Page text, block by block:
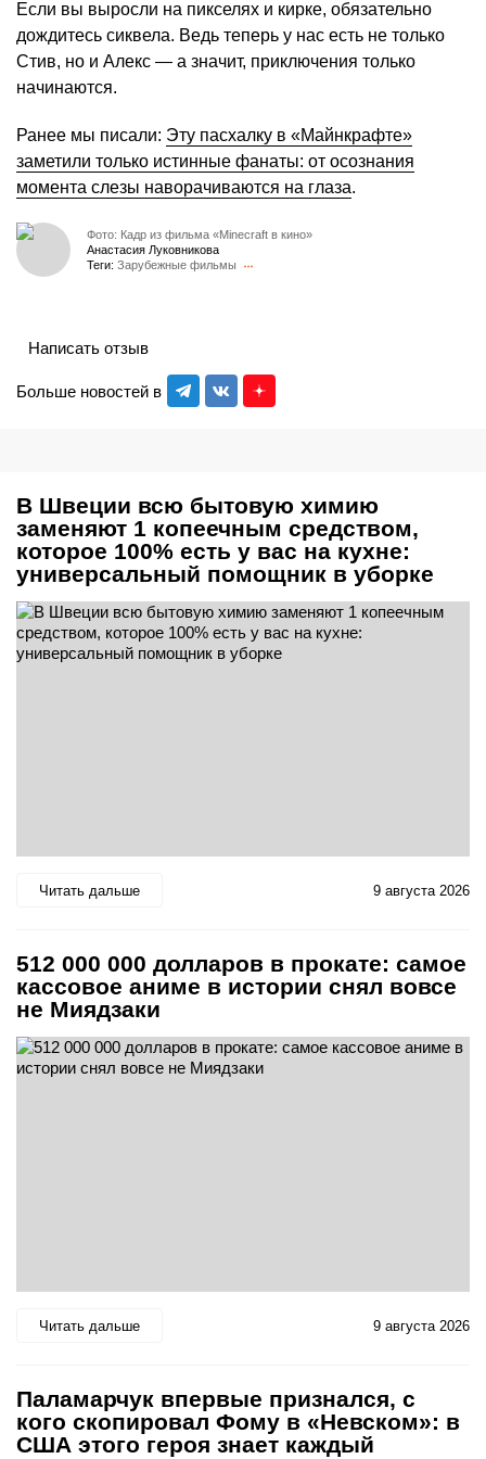
Если вы выросли на пикселях и кирке, обязательно
дождитесь сиквела. Ведь теперь у нас есть не только
Стив, но и Алекс — а значит, приключения только
начинаются.
Ранее мы писали: Эту пасхалку в «Майнкрафте»
заметили только истинные фанаты: от осознания
момента слезы наворачиваются на глаза.
Фото: Кадр из фильма «Minecraft в кино»
Анастасия Луковникова
Теги: Зарубежные фильмы
Больше новостей в
Написать отзыв
В Швеции всю бытовую химию
заменяют 1 копеечным средством,
которое 100% есть у вас на кухне:
универсальный помощник в уборке
Читать дальше 9 августа 2026
512 000 000 долларов в прокате: самое
кассовое аниме в истории снял вовсе
не Миядзаки
Читать дальше 9 августа 2026
Паламарчук впервые признался, с
кого скопировал Фому в «Невском»: в
США этого героя знает каждый